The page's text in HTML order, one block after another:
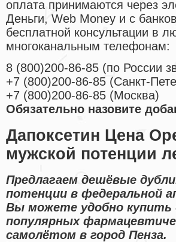
оплата принимаются через
Деньги, Web Money и с
бесплатной консультации в
многоканальным телефонам:
8 (800)200-86-85 (по России
+7 (800)200-86-85 (Санкт-
+7 (800)200-86-85 (Москва)
Обязательно назовите
Дапоксетин Цена
мужской потенции
Предлагаем дешёвые
потенции в федеральной
Вы можете удобно купить
популярных
самолётом в город Пенза.